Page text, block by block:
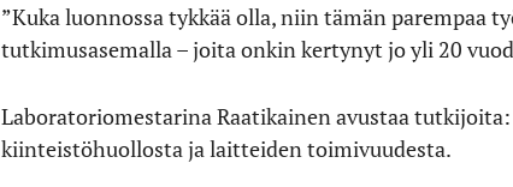
”Kuka luonnossa tykkää olla, niin tämän parempaa
tutkimusasemalla – joita onkin kertynyt jo yli 20
Laboratoriomestarina Raatikainen avustaa
kiinteistöhuollosta ja laitteiden toimivuudesta.